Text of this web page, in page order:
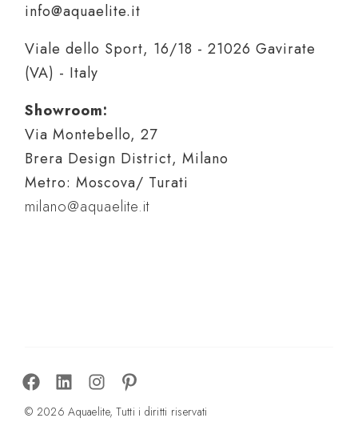
info@aquaelite.it
Viale dello Sport, 16/18 - 21026 Gavirate
(VA) - Italy
Showroom:
Via Montebello, 27
Brera Design District, Milano
Metro: Moscova/ Turati
milano@aquaelite.it
© 2026 Aquaelite, Tutti i diritti riservati